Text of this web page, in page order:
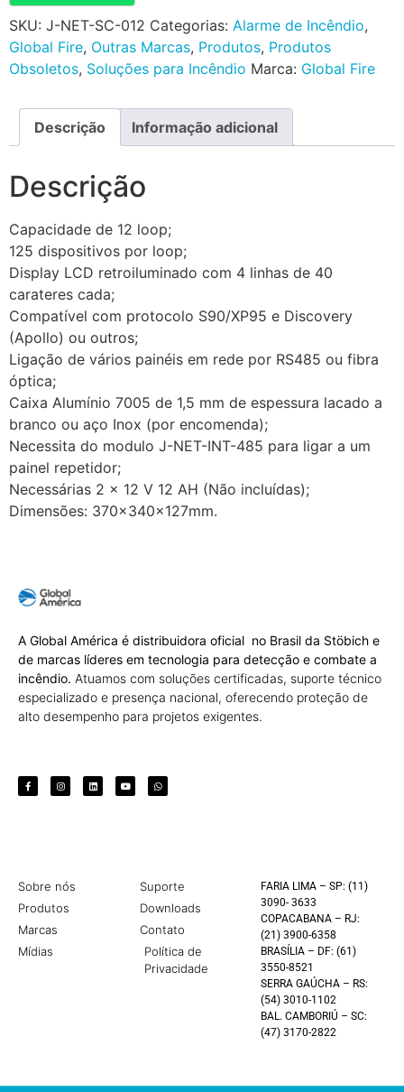
SKU: J-NET-SC-012 Categorias: Alarme de Incêndio,
Global Fire, Outras Marcas, Produtos, Produtos
Obsoletos, Soluções para Incêndio Marca: Global Fire
Descrição Informação adicional
Descrição
Capacidade de 12 loop;
125 dispositivos por loop;
Display LCD retroiluminado com 4 linhas de 40
carateres cada;
Compatível com protocolo S90/XP95 e Discovery
(Apollo) ou outros;
Ligação de vários painéis em rede por RS485 ou fibra
óptica;
Caixa Alumínio 7005 de 1,5 mm de espessura lacado a
branco ou aço Inox (por encomenda);
Necessita do modulo J-NET-INT-485 para ligar a um
painel repetidor;
Necessárias 2 x 12 V 12 AH (Não incluídas);
Dimensões: 370x340x127mm.
A Global América é distribuidora oficial no Brasil da Stöbich e
de marcas líderes em tecnologia para detecção e combate a
incêndio. Atuamos com soluções certificadas, suporte técnico
especializado e presença nacional, oferecendo proteção de
alto desempenho para projetos exigentes.
Sobre nós
Produtos
Marcas
Mídias
Suporte
Downloads
Contato
Política de
Privacidade
FARIA LIMA – SP: (11)
3090- 3633
COPACABANA – RJ:
(21) 3900-6358
BRASÍLIA – DF: (61)
3550-8521
SERRA GAÚCHA – RS:
(54) 3010-1102
BAL. CAMBORIÚ – SC:
(47) 3170-2822